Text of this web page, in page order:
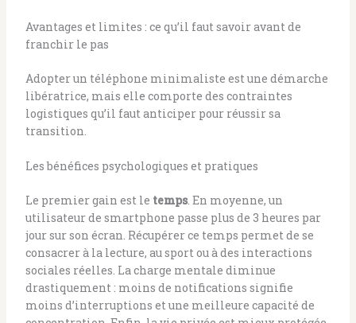
Avantages et limites : ce qu’il faut savoir avant de
franchir le pas
Adopter un téléphone minimaliste est une démarche
libératrice, mais elle comporte des contraintes
logistiques qu’il faut anticiper pour réussir sa
transition.
Les bénéfices psychologiques et pratiques
Le premier gain est le temps. En moyenne, un
utilisateur de smartphone passe plus de 3 heures par
jour sur son écran. Récupérer ce temps permet de se
consacrer à la lecture, au sport ou à des interactions
sociales réelles. La charge mentale diminue
drastiquement : moins de notifications signifie
moins d’interruptions et une meilleure capacité de